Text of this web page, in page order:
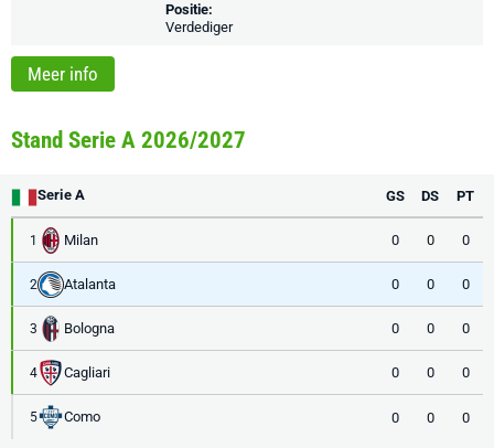
Positie:
Verdediger
Meer info
Stand Serie A 2026/2027
Serie A GS DS PT
1 Milan 0 0 0
2 Atalanta 0 0 0
3 Bologna 0 0 0
4 Cagliari 0 0 0
5 Como 0 0 0